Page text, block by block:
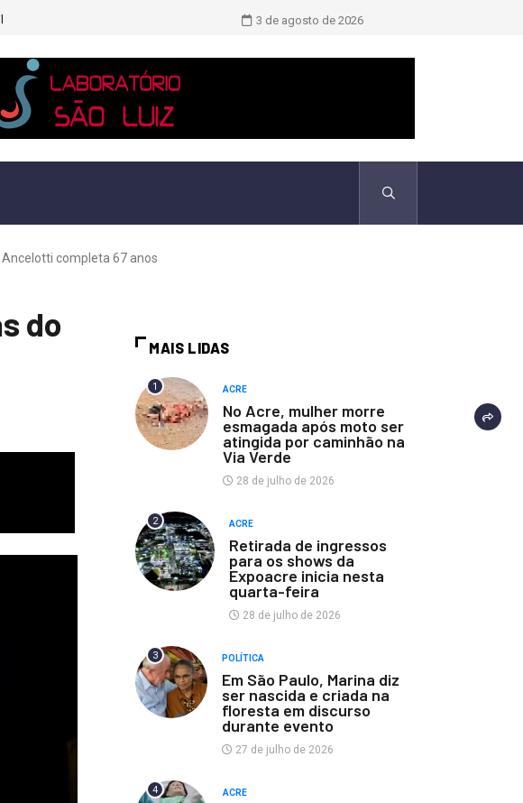
TCU identificou desvios de dinheiro
3 de agosto de 2026
completa 67 anos
do
MAIS LIDAS
1 ACRE
No Acre, mulher morre
esmagada após moto ser
atingida por caminhão na
Via Verde
28 de julho de 2026
2 ACRE
Retirada de ingressos
para os shows da
Expoacre inicia nesta
quarta-feira
28 de julho de 2026
3 POLÍTICA
Em São Paulo, Marina diz
ser nascida e criada na
floresta em discurso
durante evento
27 de julho de 2026
4 ACRE